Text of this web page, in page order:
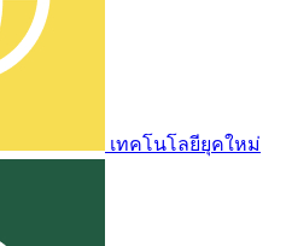
เทคโนโลยียุคใหม่